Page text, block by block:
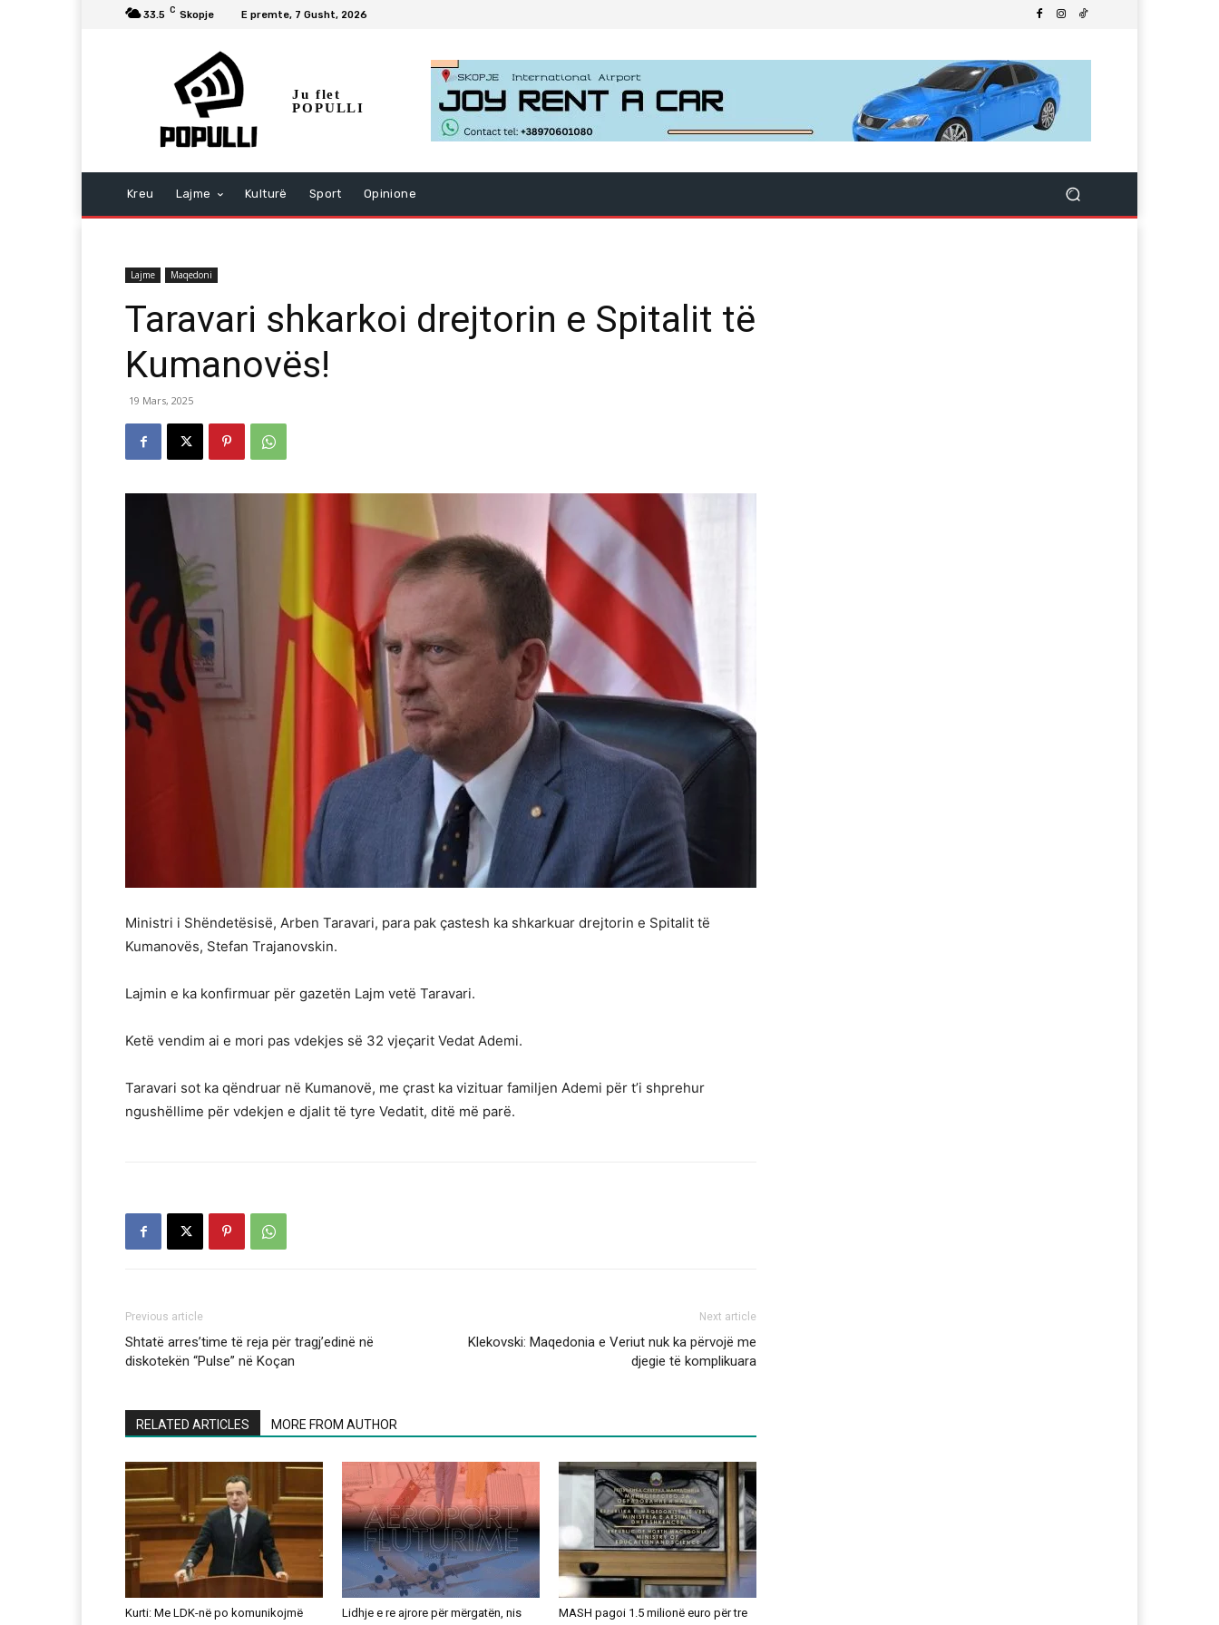
33.5 C Skopje E premte, 7 Gusht, 2026
Ju flet
POPULLI
Kreu Lajme Kulturë Sport Opinione
Lajme Maqedoni
Taravari shkarkoi drejtorin e Spitalit të
Kumanovës!
19 Mars, 2025
Ministri i Shëndetësisë, Arben Taravari, para pak çastesh ka shkarkuar drejtorin e Spitalit të
Kumanovës, Stefan Trajanovskin.
Lajmin e ka konfirmuar për gazetën Lajm vetë Taravari.
Ketë vendim ai e mori pas vdekjes së 32 vjeçarit Vedat Ademi.
Taravari sot ka qëndruar në Kumanovë, me çrast ka vizituar familjen Ademi për t’i shprehur
ngushëllime për vdekjen e djalit të tyre Vedatit, ditë më parë.
Previous article
Shtatë arres’time të reja për tragj’edinë në
diskotekën “Pulse” në Koçan
Next article
Klekovski: Maqedonia e Veriut nuk ka përvojë me
djegie të komplikuara
RELATED ARTICLES MORE FROM AUTHOR
Kurti: Me LDK-në po komunikojmë
Lidhje e re ajrore për mërgatën, nis
MASH pagoi 1.5 milionë euro për tre